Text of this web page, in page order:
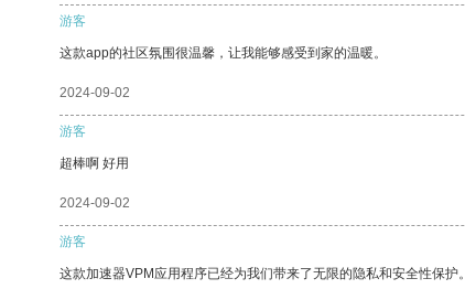
游客
这款app的社区氛围很温馨，让我能够感受到家的温暖。
2024-09-02
游客
超棒啊 好用
2024-09-02
游客
这款加速器VPM应用程序已经为我们带来了无限的隐私和安全性保护。